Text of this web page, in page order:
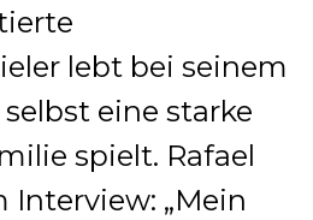
lebt bei seinem
eine starke
spielt. Rafael
Interview: „Mein